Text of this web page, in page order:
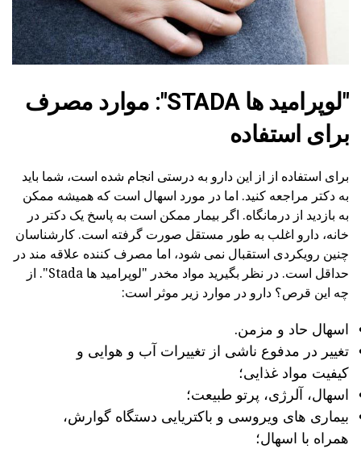
"لوپرامید ها STADA": موارد مصرف
برای استفاده
برای استفاده از از این دارو به درستی انجام شده است، شما باید
به دکتر مراجعه کنید. اما در مورد اسهال است که همیشه ممکن
به بازدید از درمانگاه. اگر بیمار ممکن است به پاسخ یک دکتر در
خانه، دارو اغلب به طور مستقل صورت گرفته است. کارشناسان
چنین رویکردی استقبال نمی شود، اما مصرف کننده علاقه مند در
حداقل است. در نظر بگیرید مواد مخدر "لوپرامید ها Stada". از
چه این قرص؟ دارو در موارد زیر موثر است:
اسهال حاد و مزمن.
تغییر در مدفوع ناشی از تغییرات آب و هوایی و
کیفیت مواد غذایی؛
اسهال، آلرژی، پرتو طبیعت؛
بیماری های ویروسی و باکتریایی دستگاه گوارش،
همراه با اسهال؛